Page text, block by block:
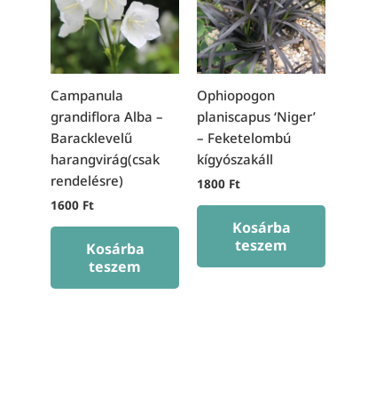
Campanula
grandiflora Alba –
Baracklevelű
harangvirág(csak
rendelésre)
1600 Ft
Kosárba
teszem
Ophiopogon
planiscapus ‘Niger’
– Feketelombú
kígyószakáll
1800 Ft
Kosárba
teszem